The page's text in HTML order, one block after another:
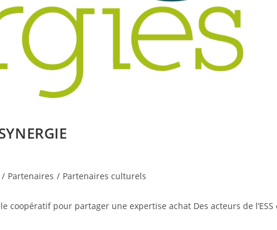
/ Partenaires / Partenaires culturels
coopératif pour partager une expertise achat Des acteurs de